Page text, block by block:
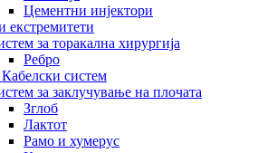
Цементни инјектори
екстремитети
за торакална хирургија
Ребро
систем
за заклучување на плочата
Зглоб
Лактот
Рамо и хумерус